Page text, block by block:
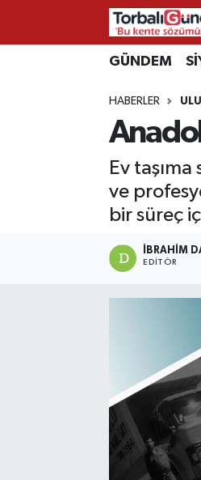
GÜNDEM
HABERLER
Ev
ve
bir süreç
İBRAHIM
EDITÖR
İzmir Nöbetçi Eczaneler
İzmir Hava Durumu
İzmir Namaz Vakitleri
İzmir Trafik Yoğunluk
Süper Lig Puan Durumu
Tüm Manşetler